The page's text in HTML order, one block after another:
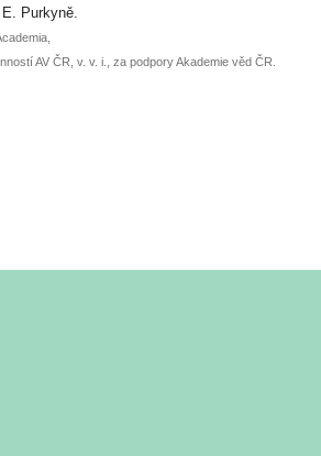
Purkyně.
AV ČR, v. v. i., za podpory Akademie věd ČR.